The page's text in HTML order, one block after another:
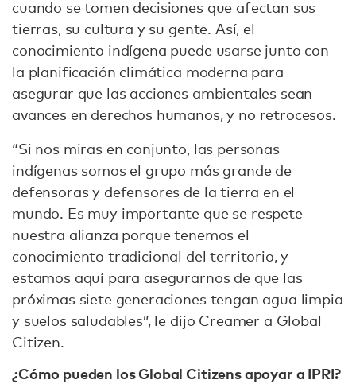
cuando se tomen decisiones que afectan sus
tierras, su cultura y su gente. Así, el
conocimiento indígena puede usarse junto con
la planificación climática moderna para
asegurar que las acciones ambientales sean
avances en derechos humanos, y no retrocesos.
“Si nos miras en conjunto, las personas
indígenas somos el grupo más grande de
defensoras y defensores de la tierra en el
mundo. Es muy importante que se respete
nuestra alianza porque tenemos el
conocimiento tradicional del territorio, y
estamos aquí para asegurarnos de que las
próximas siete generaciones tengan agua limpia
y suelos saludables”, le dijo Creamer a Global
Citizen.
¿Cómo pueden los Global Citizens apoyar a IPRI?